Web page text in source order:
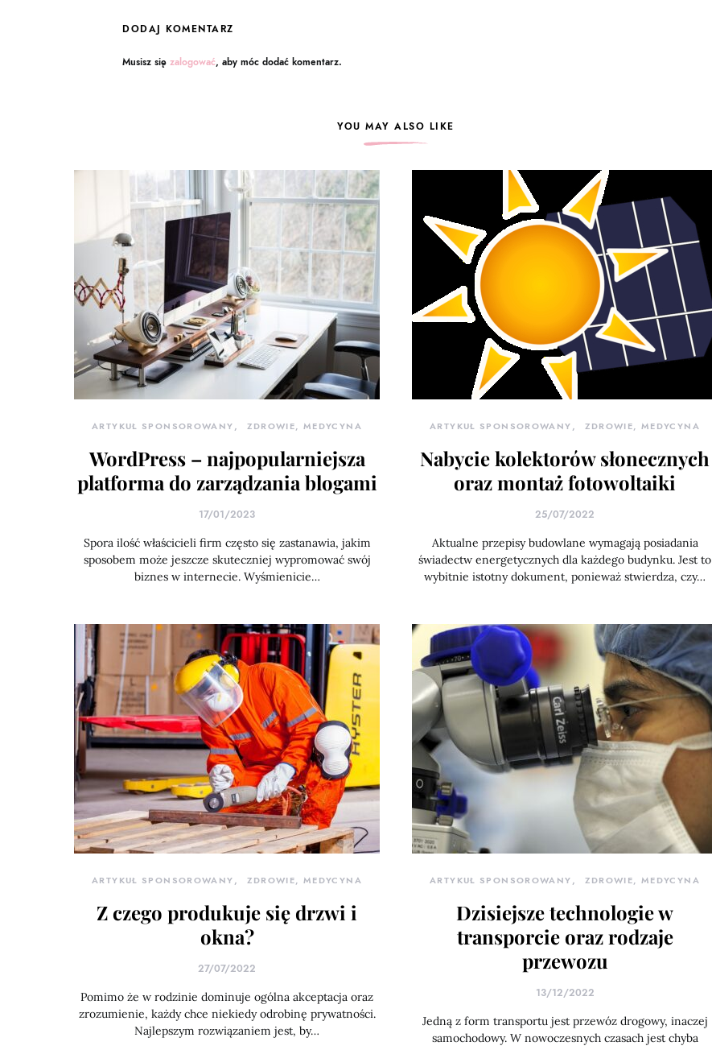
DODAJ KOMENTARZ
Musisz się zalogować, aby móc dodać komentarz.
YOU MAY ALSO LIKE
ARTYKUŁ SPONSOROWANY ZDROWIE, MEDYCYNA
WordPress – najpopularniejsza
platforma do zarządzania blogami
17/01/2023
Spora ilość właścicieli firm często się zastanawia, jakim
sposobem może jeszcze skuteczniej wypromować swój
biznes w internecie. Wyśmienicie…
ARTYKUŁ SPONSOROWANY ZDROWIE, MEDYCYNA
Nabycie kolektorów słonecznych
oraz montaż fotowoltaiki
25/07/2022
Aktualne przepisy budowlane wymagają posiadania
świadectw energetycznych dla każdego budynku. Jest to
wybitnie istotny dokument, ponieważ stwierdza, czy…
ARTYKUŁ SPONSOROWANY ZDROWIE, MEDYCYNA
Z czego produkuje się drzwi i
okna?
27/07/2022
Pomimo że w rodzinie dominuje ogólna akceptacja oraz
zrozumienie, każdy chce niekiedy odrobinę prywatności.
Najlepszym rozwiązaniem jest, by…
ARTYKUŁ SPONSOROWANY ZDROWIE, MEDYCYNA
Dzisiejsze technologie w
transporcie oraz rodzaje
przewozu
13/12/2022
Jedną z form transportu jest przewóz drogowy, inaczej
samochodowy. W nowoczesnych czasach jest chyba